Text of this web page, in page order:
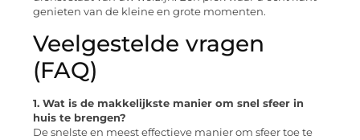
genieten van de kleine en grote momenten.
Veelgestelde vragen
(FAQ)
1. Wat is de makkelijkste manier om snel sfeer in
huis te brengen?
De snelste en meest effectieve manier om sfeer toe te